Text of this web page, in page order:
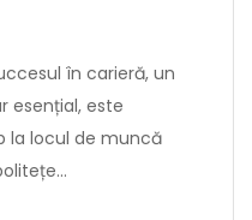
în carieră, un
esențial, este
la locul de muncă